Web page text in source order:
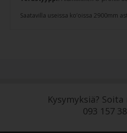
Saatavilla useissa ko’oissa 2900mm
Kysymyksiä?
093 157